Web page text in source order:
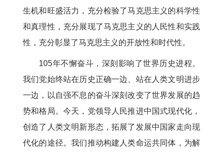
生机和旺盛活力，充分检验了马克思主义的科学性
和真理性，充分展现了马克思主义的人民性和实践
性，充分彰显了马克思主义的开放性和时代性。
105年不懈奋斗，深刻影响了世界历史进程。
我们党始终站在历史正确一边、站在人类文明进步
一边，以自强不息的奋斗深刻改变了世界发展的趋
势和格局。今天，党领导人民推进中国式现代化，
创造了人类文明新形态，拓展了发展中国家走向现
代化的途径。我们推动构建人类命运共同体，为解